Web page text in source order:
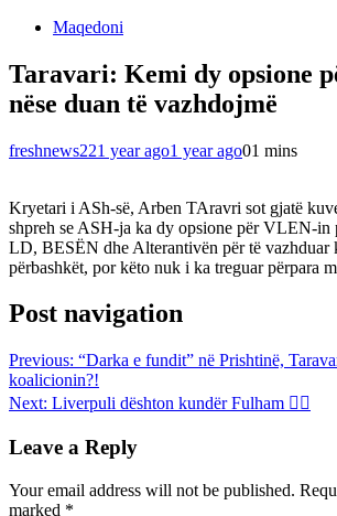
Maqedoni
Taravari: Kemi dy opsione
nëse duan të vazhdojmë
freshnews221 year ago1 year ago01 mins
Kryetari i ASh-së, Arben TAravri sot gjatë
shpreh se ASH-ja ka dy opsione për VLEN-in
LD, BESËN dhe Alterantivën për të vazhduar
përbashkët, por këto nuk i ka treguar përpara
Post navigation
Previous: “Darka e fundit” në Prishtinë,
koalicionin?!
Next: Liverpuli dështon kundër Fulham 👇🏻
Leave a Reply
Your email address will not be published.
marked *